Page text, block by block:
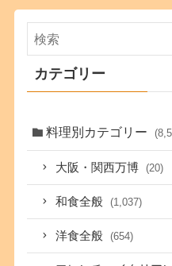
カテゴリー
料理別カテゴリー
大阪・関西万博 (20)
和食全般 (1,037)
洋食全般 (654)